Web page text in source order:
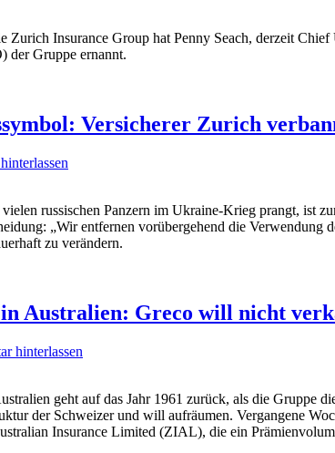
Zurich Insurance Group hat Penny Seach, derzeit
Gruppe ernannt.
Versicherer Zurich
russischen Panzern im Ukraine-Krieg prangt,
„Wir entfernen vorübergehend die Verwendung
zu verändern.
Australien: Greco will nicht
hinterlassen
geht auf das Jahr 1961 zurück, als die Gruppe
der Schweizer und will aufräumen. Vergangene
Insurance Limited (ZIAL), die ein